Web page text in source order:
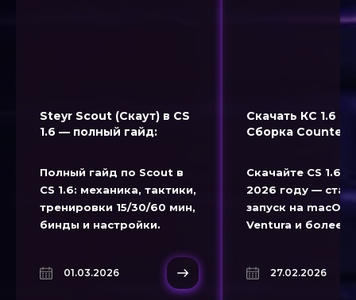
Steyr Scout (Скаут) в CS
1.6 — полный гайд:
Полный гайд по Scout в
CS 1.6: механика, тактики,
тренировки 15/30/60 мин,
бинды и настройки.
01.03.2026
Скачать КС 1.6
Сборка Counter
Скачайте CS 1.6
2026 году —
запуск на macOS
Ventura и более
27.02.2026